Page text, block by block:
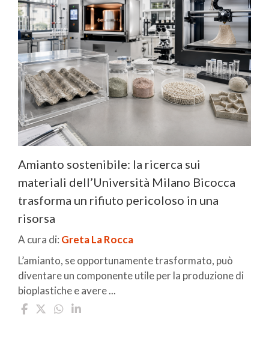
Amianto sostenibile: la ricerca sui
materiali dell’Università Milano Bicocca
trasforma un rifiuto pericoloso in una
risorsa
A cura di: Greta La Rocca
L’amianto, se opportunamente trasformato, può
diventare un componente utile per la produzione di
bioplastiche e avere ...